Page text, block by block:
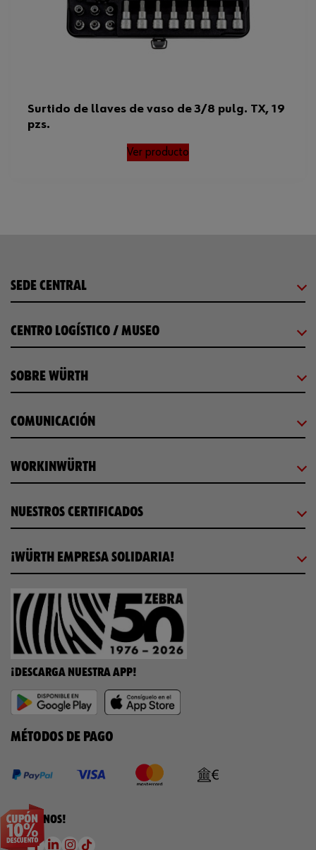
Surtido de llaves de vaso de 3/8 pulg. TX, 19
pzs.
Ver producto
SEDE CENTRAL
CENTRO LOGÍSTICO / MUSEO
SOBRE WÜRTH
COMUNICACIÓN
WORKINWÜRTH
NUESTROS CERTIFICADOS
¡WÜRTH EMPRESA SOLIDARIA!
¡DESCARGA NUESTRA APP!
MÉTODOS DE PAGO
¡SÍGUENOS!